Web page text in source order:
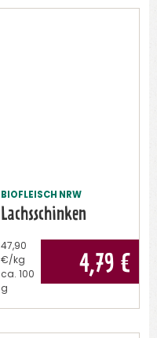
BIOFLEISCH NRW
Lachsschinken
4,79 €
47,90
€/kg
ca.
100
g